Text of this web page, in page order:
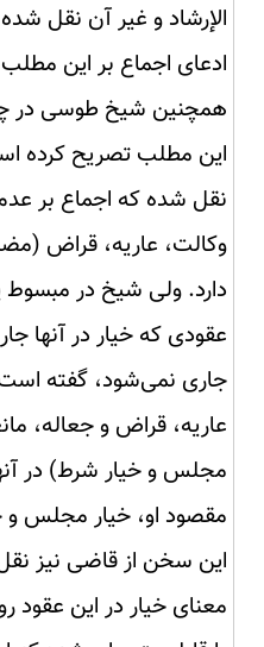
الإرشاد و غیر آن نقل
ادعای اجماع بر این
همچنین شیخ طوسی در
این مطلب تصریح کرده
نقل شده که اجماع بر
وکالت، عاریه، قراض
دارد. ولی شیخ در
عقودی که خیار در آنها
جاری نمی‌شود، گفته
عاریه، قراض و جعاله،
مجلس و خیار شرط) در
مقصود او، خیار مجلس
این سخن از قاضی نیز
معنای خیار در این عقود